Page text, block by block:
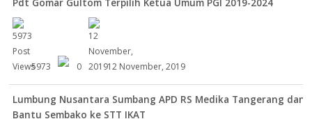
Pdt Gomar Gultom Terpilih Ketua Umum PGI 2019-2024
5973 0 12 November, 2019
Lumbung Nusantara Sumbang APD RS Medika Tangerang dan
Bantu Sembako ke STT IKAT